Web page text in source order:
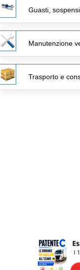
Guasti,
Manutenzione
Trasporto e